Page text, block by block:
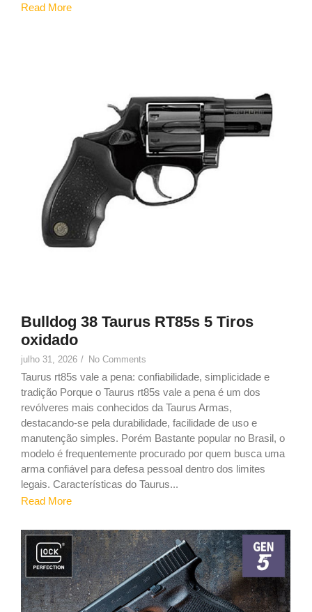
Read More
Bulldog 38 Taurus RT85s 5 Tiros
oxidado
julho 31, 2026 / No Comments
Taurus rt85s vale a pena: confiabilidade, simplicidade e
tradição Porque o Taurus rt85s vale a pena é um dos
revólveres mais conhecidos da Taurus Armas,
destacando-se pela durabilidade, facilidade de uso e
manutenção simples. Porém Bastante popular no Brasil, o
modelo é frequentemente procurado por quem busca uma
arma confiável para defesa pessoal dentro dos limites
legais. Características do Taurus...
Read More
9